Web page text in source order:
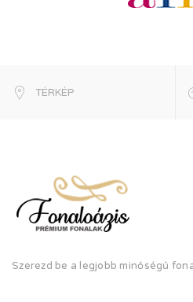
TÉRKÉP
Szerezd be a legjobb minőségű